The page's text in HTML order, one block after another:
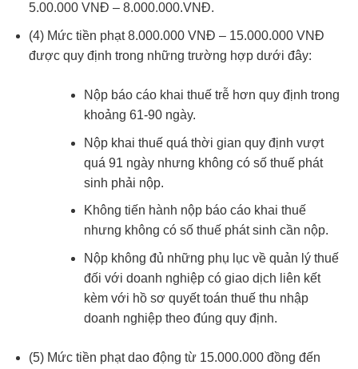
5.00.000 VNĐ – 8.000.000.VNĐ.
(4) Mức tiền phạt 8.000.000 VNĐ – 15.000.000 VNĐ
được quy định trong những trường hợp dưới đây:
Nộp báo cáo khai thuế trễ hơn quy định trong
khoảng 61-90 ngày.
Nộp khai thuế quá thời gian quy định vượt
quá 91 ngày nhưng không có số thuế phát
sinh phải nộp.
Không tiến hành nộp báo cáo khai thuế
nhưng không có số thuế phát sinh cần nộp.
Nộp không đủ những phụ lục về quản lý thuế
đối với doanh nghiệp có giao dịch liên kết
kèm với hồ sơ quyết toán thuế thu nhập
doanh nghiệp theo đúng quy định.
(5) Mức tiền phạt dao động từ 15.000.000 đồng đến